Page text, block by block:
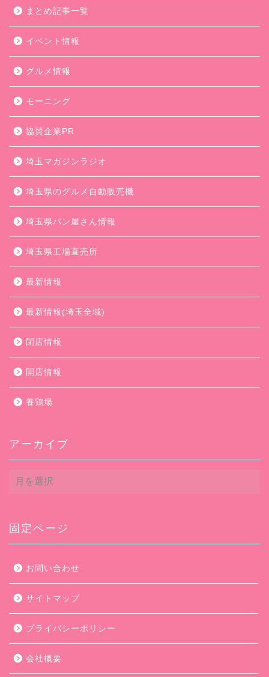
まとめ記事一覧
イベント情報
グルメ情報
モーニング
協賛企業PR
埼玉マガジンラジオ
埼玉県のグルメ自動販売機
埼玉県パン屋さん情報
埼玉県工場直売所
最新情報
最新情報(埼玉全域)
閉店情報
開店情報
養鶏場
アーカイブ
ア
ー
ブ
固定ページ
お問い合わせ
サイトマップ
プライバシーポリシー
会社概要